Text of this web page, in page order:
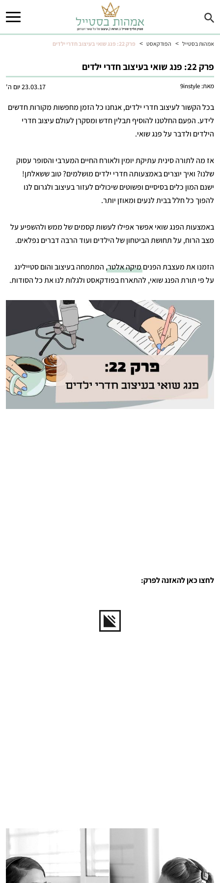
אמהות בסטייל > הפודקאסט > פרק 22: פנג שואי בעיצוב חדרי ילדים
פרק 22: פנג שואי בעיצוב חדרי ילדים
23.03.17 יום ה' מאת: 9instyle
בכל הקשור לעיצוב חדרי ילדים, אנחנו כל הזמן מחפשות מקורות חדשים
לידע. הפעם החלטנו להוסיף תבלין חדש ומסקרן לעולם עיצוב חדרי
הילדים ולדבר על פנג שואי.
אז מה לתורה סינית עתיקת יומין ולאורח החיים המערבי והסופר עסוק
שלנו? ואיך יוצרים באמצעותה חדרי ילדים מושלמים? טוב ששאלתן!
ישנם המון כלים בסיסיים ופשוטים שיכולים לעזור בעיצוב ולגרום לנו
להפוך כל חלל בבית לנעים ומאוזן יותר.
באמצעות הפנג שואי אפשר אפילו לעשות קסמים של ממש ולהשפיע על
מצב הרוח, על תחושת הביטחון של הילדים ועוד הרבה דברים נפלאים.
הזמנו את מעצבת הפניםמיקה אלטר, המתמחה בעיצוב והום סטיילינג
על פי תורת הפנג שואי, להתארח בפודקאסט ולגלות לנו את כל הסודות.
לחצו כאן להאזנה לפרק: